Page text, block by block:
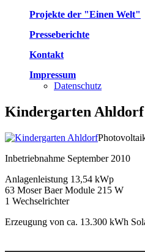
Projekte der "Einen Welt"
Presseberichte
Kontakt
Impressum
Datenschutz
Kindergarten Ahldorf
Inbetriebnahme September 2010
Anlagenleistung 13,54 kWp
63 Moser Baer Module 215 W
1 Wechselrichter
Erzeugung von ca. 13.300 kWh